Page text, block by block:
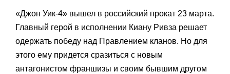
«Джон Уик-4» вышел в российский прокат 23 марта.
Главный герой в исполнении Киану Ривза решает
одержать победу над Правлением кланов. Но для
этого ему придется сразиться с новым
антагонистом франшизы и своим бывшим другом